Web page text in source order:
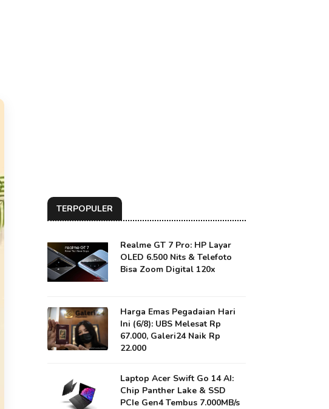
TERPOPULER
Realme GT 7 Pro: HP Layar
OLED 6.500 Nits & Telefoto
Bisa Zoom Digital 120x
Harga Emas Pegadaian Hari
Ini (6/8): UBS Melesat Rp
67.000, Galeri24 Naik Rp
22.000
Laptop Acer Swift Go 14 AI:
Chip Panther Lake & SSD
PCIe Gen4 Tembus 7.000MB/s